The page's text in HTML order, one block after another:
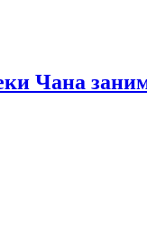
Чана